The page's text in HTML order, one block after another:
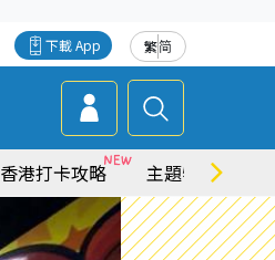
繁简
下載 App
香港打卡攻略 主題特集